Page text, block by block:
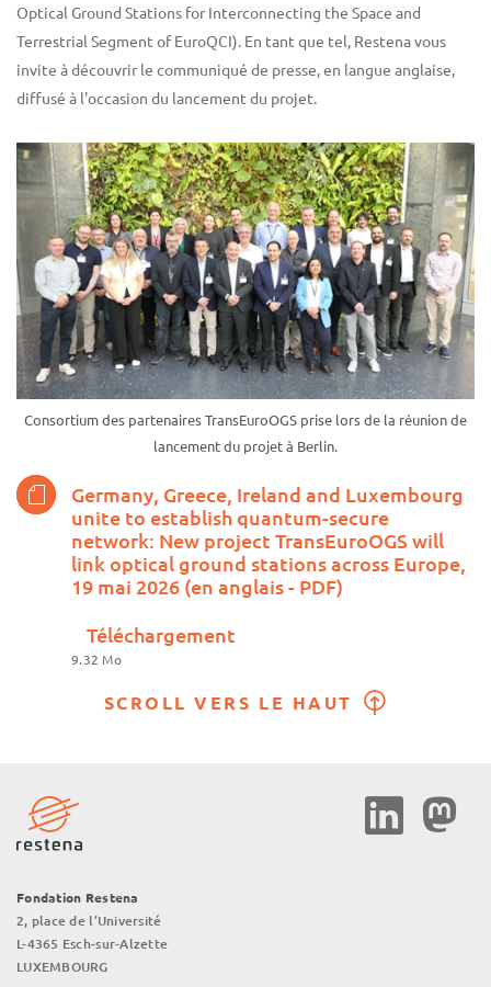
Optical Ground Stations for Interconnecting the Space and
Terrestrial Segment of EuroQCI). En tant que tel, Restena vous
invite à découvrir le communiqué de presse, en langue anglaise,
diffusé à l'occasion du lancement du projet.
Consortium des partenaires TransEuroOGS prise lors de la réunion de
lancement du projet à Berlin.
Germany, Greece, Ireland and Luxembourg
unite to establish quantum-secure
network: New project TransEuroOGS will
link optical ground stations across Europe,
19 mai 2026 (en anglais - PDF)
Téléchargement
9.32 Mo
SCROLL VERS LE HAUT
Fondation Restena
2, place de l’Université
L-4365 Esch-sur-Alzette
LUXEMBOURG
Social
Media